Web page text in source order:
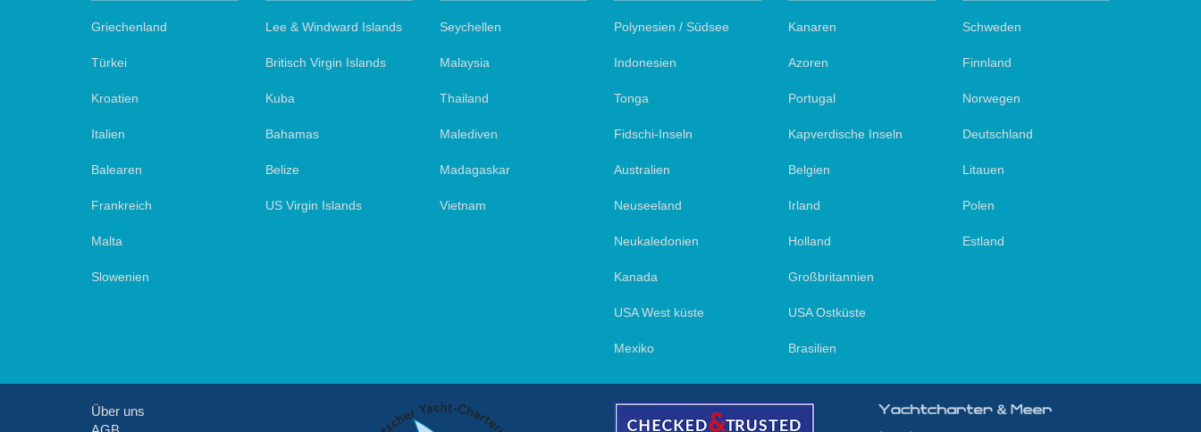
Griechenland
Türkei
Kroatien
Italien
Balearen
Frankreich
Malta
Slowenien
Lee & Windward Islands
Britisch Virgin Islands
Kuba
Bahamas
Belize
US Virgin Islands
Seychellen
Malaysia
Thailand
Malediven
Madagaskar
Vietnam
Polynesien / Südsee
Indonesien
Tonga
Fidschi-Inseln
Australien
Neuseeland
Neukaledonien
Kanada
USA West küste
Mexiko
Kanaren
Azoren
Portugal
Kapverdische Inseln
Belgien
Irland
Holland
Großbritannien
USA Ostküste
Brasilien
Schweden
Finnland
Norwegen
Deutschland
Litauen
Polen
Estland
Über uns